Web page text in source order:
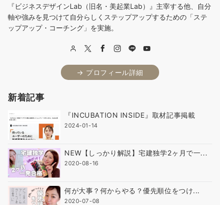
『ビジネスデザインLab（旧名・美起業Lab）』主宰する他、自分
軸や強みを見つけて自分らしくステップアップするための「ステ
ップアップ・コーチング」を実施。
→ プロフィール詳細
新着記事
『INCUBATION INSIDE』取材記事掲載
2024-01-14
NEW【しっかり解説】宅建独学2ヶ月で一...
2020-08-16
何が大事？何からやる？優先順位をつけ...
2020-07-08